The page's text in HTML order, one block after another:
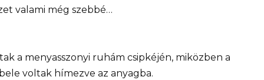
valami még szebbé…
a menyasszonyi ruhám csipkéjén, miközben a
voltak hímezve az anyagba.